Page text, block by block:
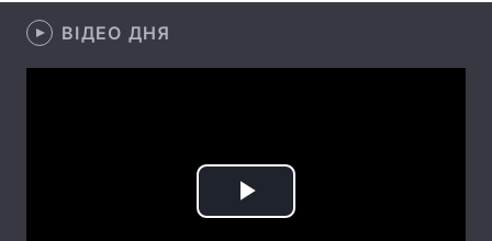
Вакансії
ВІДЕО ДНЯ
Play